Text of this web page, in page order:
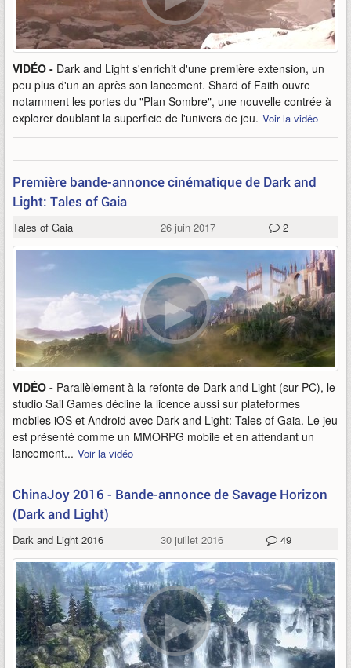
VIDÉO - Dark and Light s'enrichit d'une première extension, un
peu plus d'un an après son lancement. Shard of Faith ouvre
notamment les portes du "Plan Sombre", une nouvelle contrée à
explorer doublant la superficie de l'univers de jeu. Voir la vidéo
Première bande-annonce cinématique de Dark and
Light: Tales of Gaia
Tales of Gaia 26 juin 2017 2
VIDÉO - Parallèlement à la refonte de Dark and Light (sur PC), le
studio Sail Games décline la licence aussi sur plateformes
mobiles iOS et Android avec Dark and Light: Tales of Gaia. Le jeu
est présenté comme un MMORPG mobile et en attendant un
lancement... Voir la vidéo
ChinaJoy 2016 - Bande-annonce de Savage Horizon
(Dark and Light)
Dark and Light 2016 30 juillet 2016 49